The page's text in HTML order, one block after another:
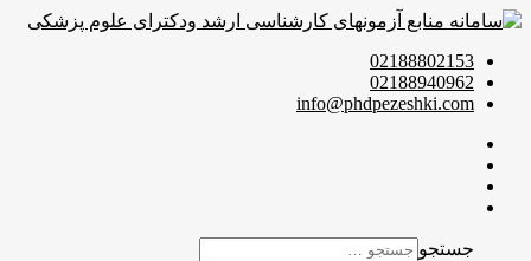
02188802153
02188940962
info@phdpezeshki.com
جستجو